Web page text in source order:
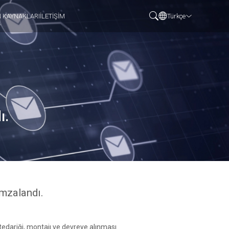
KAYNAKLARIİLETİŞİM Türkçe
montajı ve devreye alınması